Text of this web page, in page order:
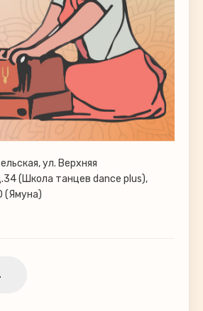
ул. Верхняя
(Школа танцев dance plus),
(Ямуна)